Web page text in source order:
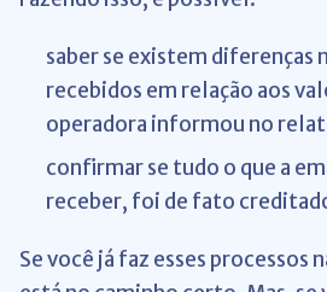
saber se existem diferenças
recebidos em relação aos
operadora informou no
confirmar se tudo o que a
receber, foi de fato
Se você já faz esses processos